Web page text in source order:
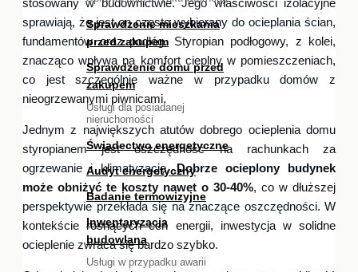
Sprawdzenie mieszkania
przed zakupem
Sprawdzenie domu przed
zakupem
Usługi dla posiadanej
nieruchomości
Świadectwo energetyczne
Audyt energetyczny
Badanie termowizyjne
Inwentaryzacja
budowlana
Usługi w przypadku awarii
sprawiają, że jest on często wybierany do ocieplania ścian,
fundamentów oraz podłóg. Styropian podłogowy, z kolei,
znacząco wpływa na komfort cieplny w pomieszczeniach,
co jest szczególnie ważne w przypadku domów z
nieogrzewanymi piwnicami.
Jednym z największych atutów dobrego ocieplenia domu
styropianem jest oszczędność na rachunkach za
ogrzewanie i klimatyzację.Dobrze ocieplony budynek
może obniżyć te koszty nawet o 30-40%, co w dłuższej
perspektywie przekłada się na znaczące oszczędności. W
kontekście rosnących cen energii, inwestycja w solidne
ocieplenie zwraca się bardzo szybko.